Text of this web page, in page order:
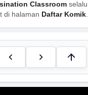
Classroom selalu
di halaman Daftar Komik.